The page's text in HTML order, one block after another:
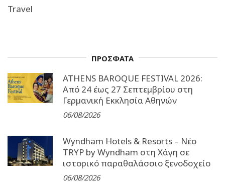
Travel
ΠΡΟΣΦΑΤΑ
ATHENS BAROQUE FESTIVAL 2026:
Από 24 έως 27 Σεπτεµβρίου στη
Γερµανική Εκκλησία Αθηνών
06/08/2026
Wyndham Hotels & Resorts – Νέο
TRYP by Wyndham στη Χάγη σε
ιστορικό παραθαλάσσιο ξενοδοχείο
06/08/2026